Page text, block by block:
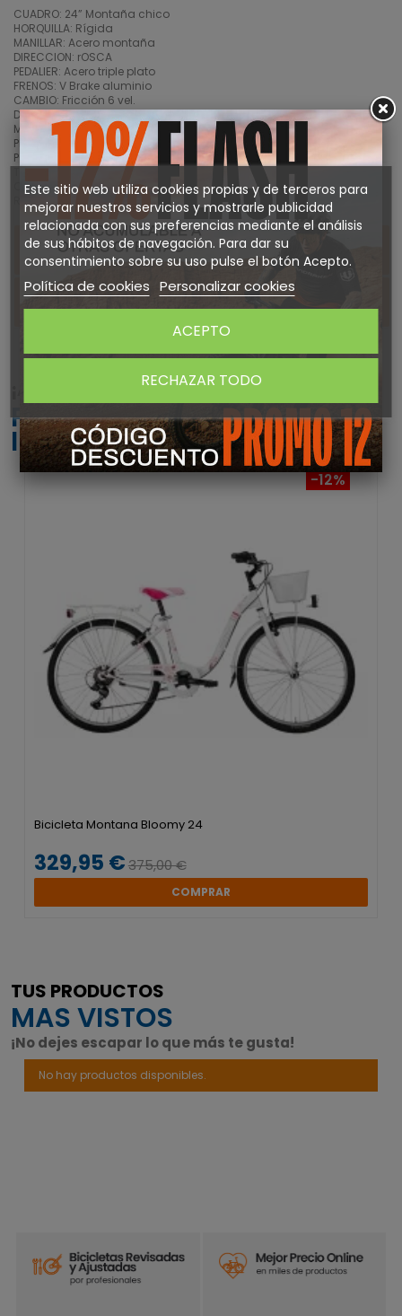
CUADRO: 24” Montaña chico
HORQUILLA: Rígida
MANILLAR: Acero montaña
DIRECCION: rOSCA
PEDALIER: Acero triple plato
FRENOS: V Brake aluminio
CAMBIO: Fricción 6 vel.
DESVIADOR: Fricción
MANDOS: Rotativos 18 v
PIÑON: 6 velocidades fricción
POTENCIA: MTB
CUBIERTAS: 24 x 1,90
RUEDAS: Aluminio cierre rápido
DETALLES DEL PRODUCTO
Sobre NEW STAR
¡ATENTO! AQUÍ TE DEJAMOS ALGUNOS
PRODUCTOS QUE PODRÍAN
INTERESARTE
-12%
Bicicleta Montana Bloomy 24
329,95 €375,00 €
COMPRAR
TUS PRODUCTOS
MAS VISTOS
¡No dejes escapar lo que más te gusta!
No hay productos disponibles.
Este sitio web utiliza cookies propias y de terceros para
mejorar nuestros servicios y mostrarle publicidad
relacionada con sus preferencias mediante el análisis
de sus hábitos de navegación. Para dar su
consentimiento sobre su uso pulse el botón Acepto.
Política de cookies Personalizar cookies
RECHAZAR TODO
ACEPTO